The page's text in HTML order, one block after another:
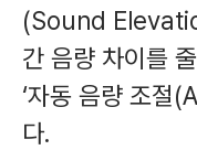
(Sound
간 음량 차이를
‘자동 음량 조절
다.